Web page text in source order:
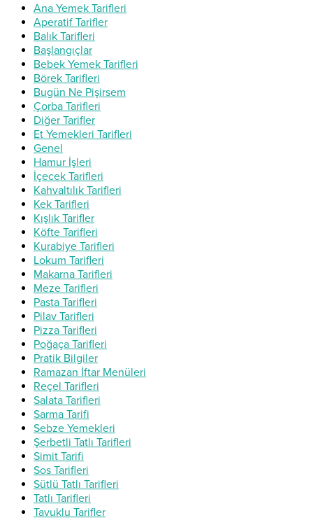
Ana Yemek Tarifleri
Aperatif Tarifler
Balık Tarifleri
Başlangıçlar
Bebek Yemek Tarifleri
Börek Tarifleri
Bugün Ne Pişirsem
Çorba Tarifleri
Diğer Tarifler
Et Yemekleri Tarifleri
Genel
Hamur İşleri
İçecek Tarifleri
Kahvaltılık Tarifleri
Kek Tarifleri
Kışlık Tarifler
Köfte Tarifleri
Kurabiye Tarifleri
Lokum Tarifleri
Makarna Tarifleri
Meze Tarifleri
Pasta Tarifleri
Pilav Tarifleri
Pizza Tarifleri
Poğaça Tarifleri
Pratik Bilgiler
Ramazan İftar Menüleri
Reçel Tarifleri
Salata Tarifleri
Sarma Tarifi
Sebze Yemekleri
Şerbetli Tatlı Tarifleri
Simit Tarifi
Sos Tarifleri
Sütlü Tatlı Tarifleri
Tatlı Tarifleri
Tavuklu Tarifler